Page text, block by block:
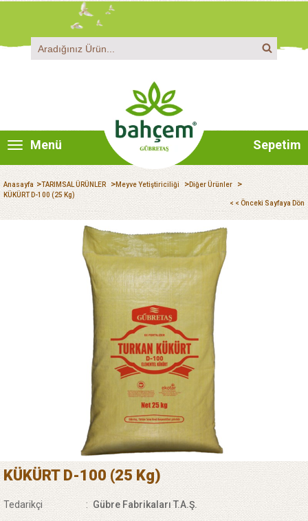
Sepetim
Menü
Anasayfa >TARIMSAL ÜRÜNLER >Meyve Yetiştiriciliği >Diğer Ürünler >
KÜKÜRT D-100 (25 Kg)
< < Önceki Sayfaya Dön
KÜKÜRT D-100 (25 Kg)
Tedarikçi : Gübre Fabrikaları T.A.Ş.